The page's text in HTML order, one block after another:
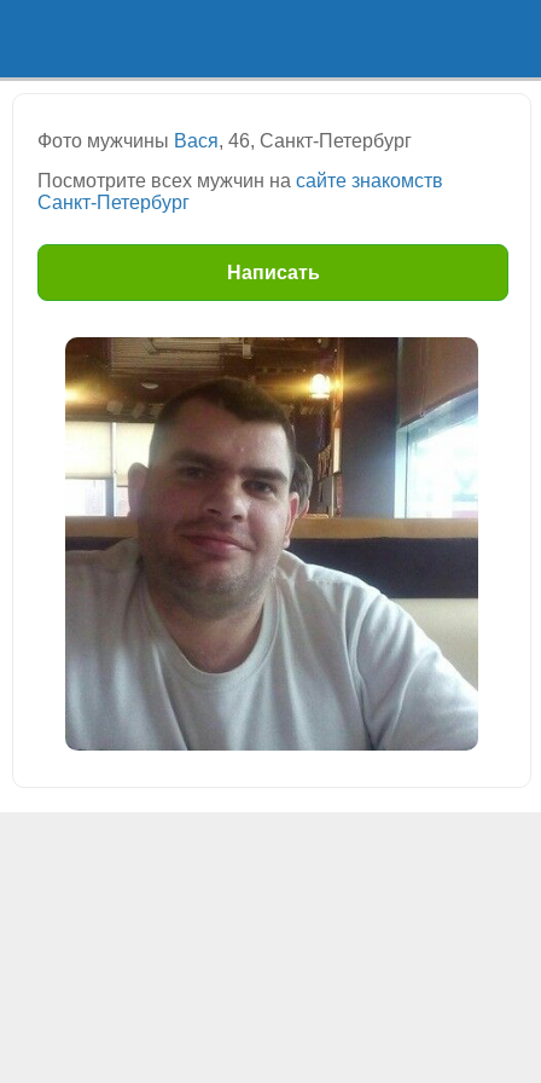
Фото мужчины Вася, 46, Санкт-Петербург
Посмотрите всех мужчин на сайте знакомств
Санкт-Петербург
Написать